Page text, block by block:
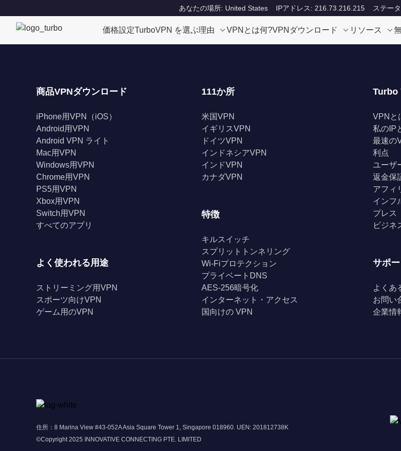
あなたの場所: United States IPアドレス: 216.73.216.215 ステー
価格設定TurboVPN を選ぶ理由 VPNとは何?VPNダウンロード リソース
商品VPNダウンロード
iPhone用VPN（iOS）
Android用VPN
Android VPN ライト
Mac用VPN
Windows用VPN
Chrome用VPN
PS5用VPN
Xbox用VPN
Switch用VPN
すべてのアプリ
よく使われる用途
ストリーミング用VPN
スポーツ向けVPN
ゲーム用のVPN
111か所
米国VPN
イギリスVPN
ドイツVPN
インドネシアVPN
インドVPN
カナダVPN
特徴
キルスイッチ
スプリットトンネリング
Wi-Fiプロテクション
プライベートDNS
AES-256暗号化
インターネット・アクセス
国向けの VPN
Turbo
VPNと
私のIP
最速の
利点
ユーザ
返金保
アフィ
インフ
プレス
ビジネ
サポー
よくあ
お問い
企業情
住所：8 Marina View #43-052A Asia Square Tower 1, Singapore 018960. UEN: 201812738K
©Copyright 2025 INNOVATIVE CONNECTING PTE. LIMITED